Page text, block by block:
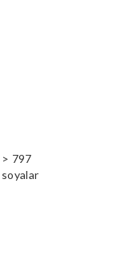
> 797
soyalar